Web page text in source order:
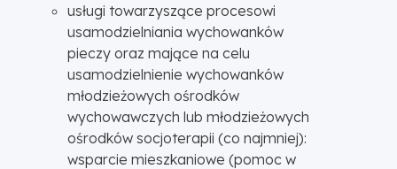
usługi towarzyszące procesowi
usamodzielniania wychowanków
pieczy oraz mające na celu
usamodzielnienie wychowanków
młodzieżowych ośrodków
wychowawczych lub młodzieżowych
ośrodków socjoterapii (co najmniej):
wsparcie mieszkaniowe (pomoc w